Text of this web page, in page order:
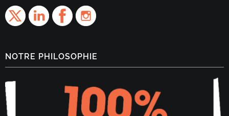
NOTRE PHILOSOPHIE